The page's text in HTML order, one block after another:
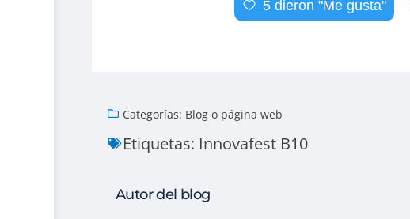
5 dieron "Me gusta"
Categorías: Blog o página web
Etiquetas: Innovafest B10
Autor del blog